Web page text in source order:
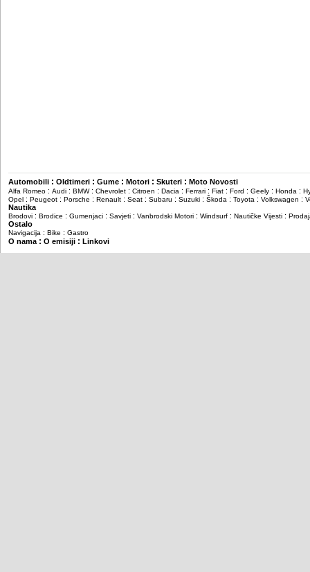
Automobili : Oldtimeri : Gume : Motori : Skuteri : Moto Novosti
Alfa Romeo : Audi : BMW: Chevrolet : Citroen : Dacia : Ferrari : Fiat : Ford : Geely : Honda :
Opel : Peugeot : Porsche : Renault : Seat : Subaru : Suzuki : Škoda : Toyota : Volkswagen :
Nautika
Brodovi : Brodice : Gumenjaci : Savjeti : Vanbrodski Motori : Windsurf : Nautičke Vijesti :
Ostalo
Navigacija : Bike : Gastro
O nama: O emisiji : Linkovi